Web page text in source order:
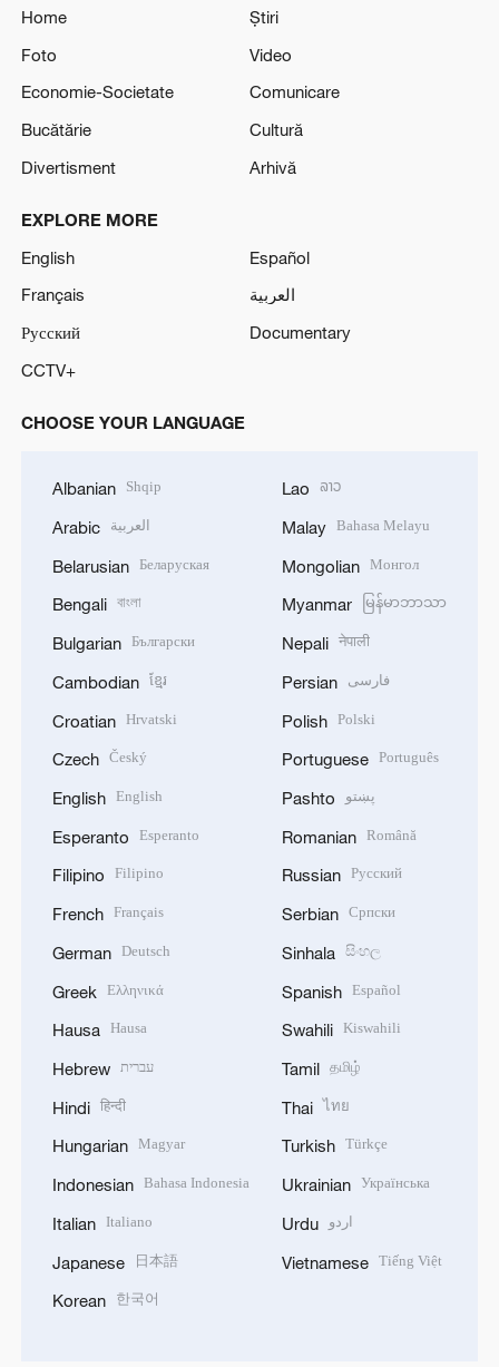
Home
Știri
Foto
Video
Economie-Societate
Comunicare
Bucătărie
Cultură
Divertisment
Arhivă
EXPLORE MORE
English
Español
Français
العربية
Русский
Documentary
CCTV+
CHOOSE YOUR LANGUAGE
Albanian Shqip
Arabic العربية
Belarusian Беларуская
Bengali বাংলা
Bulgarian Български
Cambodian ខ្មែរ
Croatian Hrvatski
Czech Český
English English
Esperanto Esperanto
Filipino Filipino
French Français
German Deutsch
Greek Ελληνικά
Hausa Hausa
Hebrew עברית
Hindi हिन्दी
Hungarian Magyar
Indonesian Bahasa Indonesia
Italian Italiano
Japanese 日本語
Korean 한국어
Lao ລາວ
Malay Bahasa Melayu
Mongolian Монгол
Myanmar မြန်မာဘာသာ
Nepali नेपाली
Persian فارسی
Polish Polski
Portuguese Português
Pashto پښتو
Romanian Română
Russian Русский
Serbian Српски
Sinhala සිංහල
Spanish Español
Swahili Kiswahili
Tamil தமிழ்
Thai ไทย
Turkish Türkçe
Ukrainian Українська
Urdu اردو
Vietnamese Tiếng Việt